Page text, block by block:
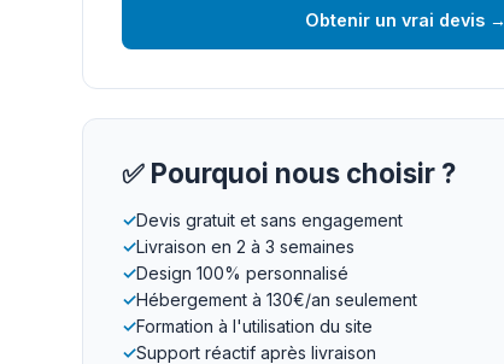
Obtenir un vrai devis →
✅ Pourquoi nous choisir ?
✓Devis gratuit et sans engagement
✓Livraison en 2 à 3 semaines
✓Design 100% personnalisé
✓Hébergement à 130€/an seulement
✓Formation à l'utilisation du site
✓Support réactif après livraison